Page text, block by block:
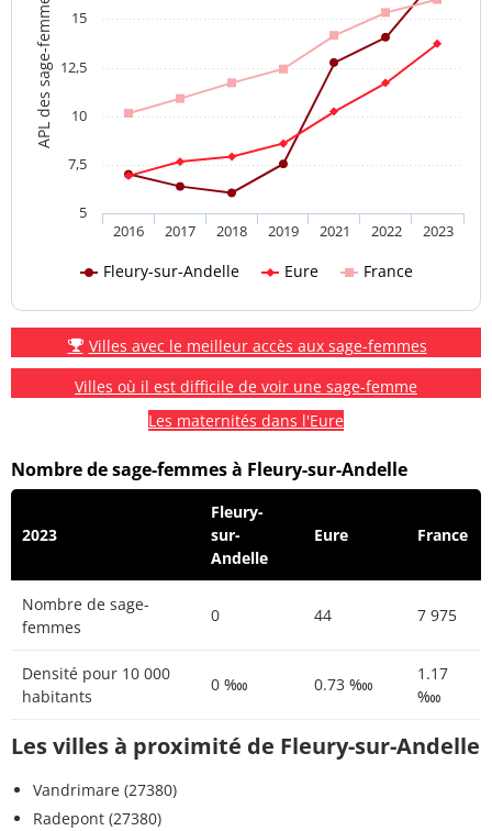
APL des sage-femmes
Fleury-sur-Andelle Eure France
2016 2017 2018 2019 2021 2022 2023
5
7,5
10
12,5
15
Villes avec le meilleur accès aux sage-femmes
Villes où il est difficile de voir une sage-femme
Les maternités dans l'Eure
Nombre de sage-femmes à Fleury-sur-Andelle
2023
Fleury-
sur-
Andelle
Eure France
Nombre de sage-
femmes
0 44 7 975
Densité pour 10 000
habitants
0 ‱ 0.73 ‱
1.17
‱
Les villes à proximité de Fleury-sur-Andelle
Vandrimare (27380)
Radepont (27380)